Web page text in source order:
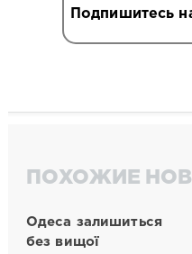
Подпишитесь
ПОХОЖИЕ
Одеса залишиться
без вищої